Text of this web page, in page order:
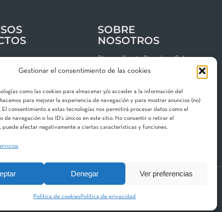
Gestionar el consentimiento de las cookies
como las cookies para almacenar y/o acceder a la información del
para mejorar la experiencia de navegación y para mostrar anuncios (no)
El consentimiento a estas tecnologías nos permitirá procesar datos como el
de navegación o los ID's únicos en este sitio. No consentir o retirar el
puede afectar negativamente a ciertas características y funciones.
Denegar Ver preferencias
Política de cookies Política de privacidad
privacidad
cookies
SOBRE
NOSOTROS
Riegos Iberia Regaber, S.A.
Grupo MAT Holding
08150 Parets del Vallès
Contacta con nosotros
Aquestia STF